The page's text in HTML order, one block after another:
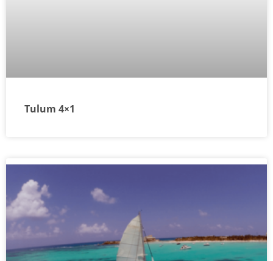
Tulum 4×1